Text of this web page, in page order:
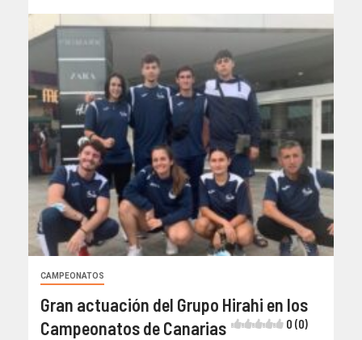
CAMPEONATOS
Gran actuación del Grupo Hirahi en los
Campeonatos de Canarias
0 (0)